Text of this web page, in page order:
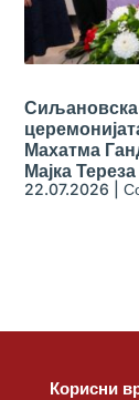
Махатма
Мајка Тереза
22.07.2026 |
Корисни